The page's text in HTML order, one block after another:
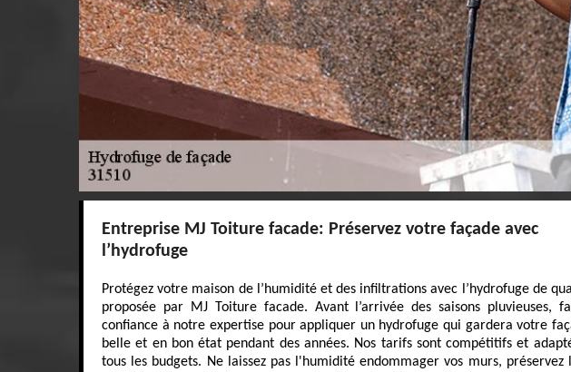
Entreprise MJ Toiture facade: Préservez votre façade avec
l’hydrofuge
Protégez votre maison de l’humidité et des infiltrations avec l’hydrofuge de
proposée par MJ Toiture facade. Avant l’arrivée des saisons pluvieuses,
confiance à notre expertise pour appliquer un hydrofuge qui gardera votre
belle et en bon état pendant des années. Nos tarifs sont compétitifs et
tous les budgets. Ne laissez pas l'humidité endommager vos murs, préservez